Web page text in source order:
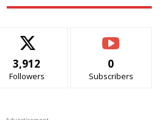
3,912
Followers
0
Subscribers